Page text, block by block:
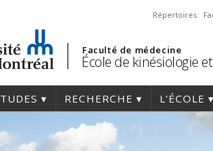
Répertoires
Faculté de médecine
École de kinésiologie
RECHERCHE L’ÉCOLE